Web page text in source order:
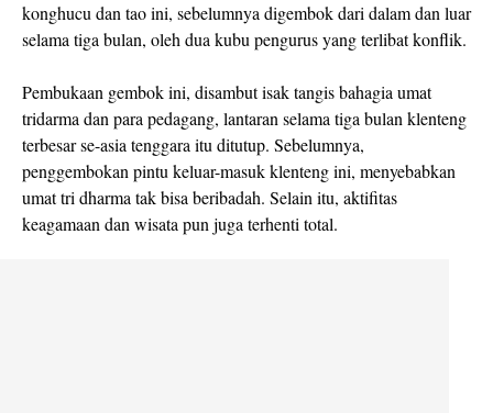
konghucu dan tao ini, sebelumnya digembok dari dalam dan luar
selama tiga bulan, oleh dua kubu pengurus yang terlibat konflik.
Pembukaan gembok ini, disambut isak tangis bahagia umat
tridarma dan para pedagang, lantaran selama tiga bulan klenteng
terbesar se-asia tenggara itu ditutup. Sebelumnya,
penggembokan pintu keluar-masuk klenteng ini, menyebabkan
umat tri dharma tak bisa beribadah. Selain itu, aktifitas
keagamaan dan wisata pun juga terhenti total.